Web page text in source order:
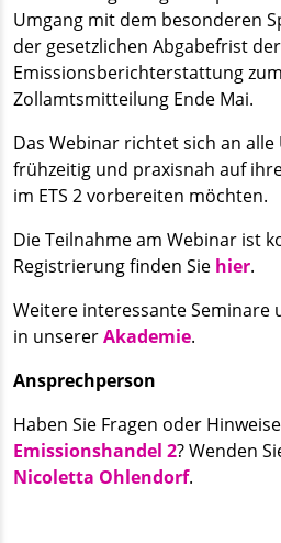
Umgang mit dem besonderen
der gesetzlichen Abgabefrist der
Emissionsberichterstattung
Zollamtsmitteilung Ende Mai.
Das Webinar richtet sich an
frühzeitig und praxisnah auf
im ETS 2 vorbereiten möchten.
Die Teilnahme am Webinar ist
Registrierung finden Sie hier.
Weitere interessante Seminare
in unsererAkademie.
Ansprechperson
Haben Sie Fragen oder
Emissionshandel 2? Wenden
Nicoletta Ohlendorf.